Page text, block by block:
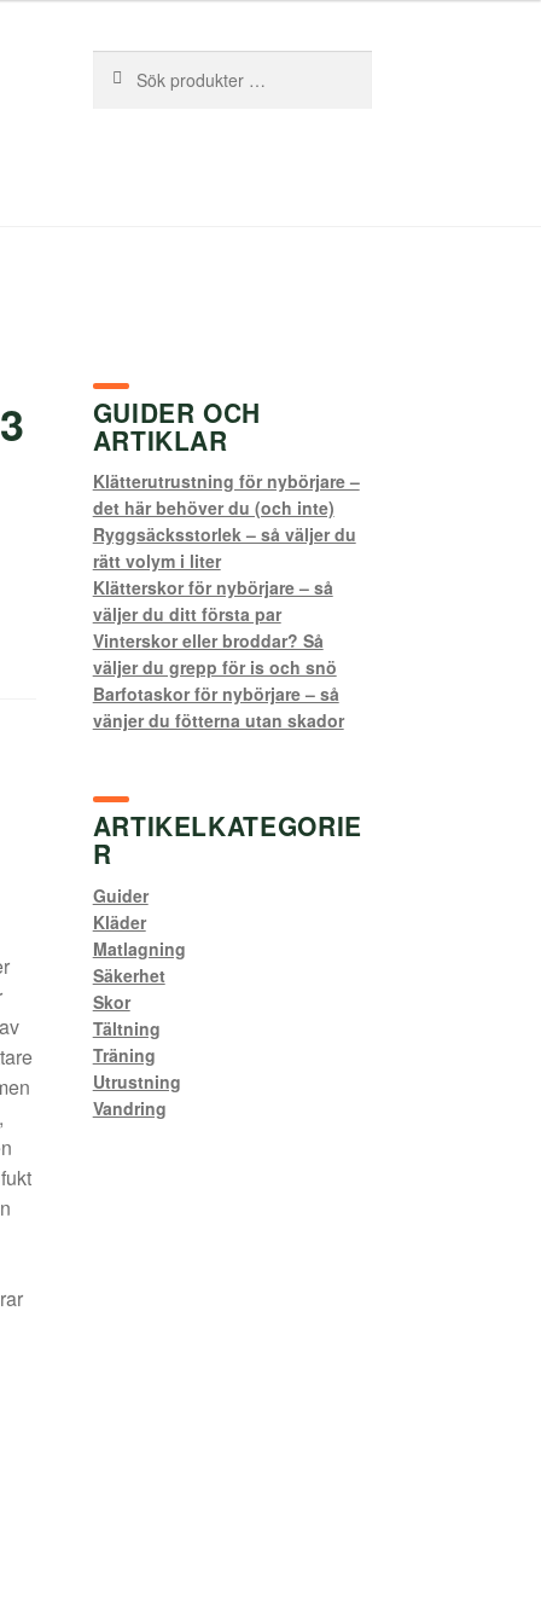
efter:
GUIDER OCH
ARTIKLAR
Klätterutrustning för nybörjare –
det här behöver du (och inte)
Ryggsäcksstorlek – så väljer du
rätt volym i liter
Klätterskor för nybörjare – så
väljer du ditt första par
Vinterskor eller broddar? Så
väljer du grepp för is och snö
Barfotaskor för nybörjare – så
vänjer du fötterna utan skador
ARTIKELKATEGORIE
R
Guider
Kläder
Matlagning
Säkerhet
Skor
Tältning
Träning
Utrustning
Vandring